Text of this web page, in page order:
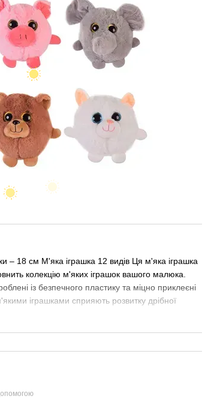
– 18 см М'яка іграшка 12 видів Ця м'яка іграшка
колекцію м'яких іграшок вашого малюка.
із безпечного пластику та міцно приклеєні
іграшками сприяють розвитку дрібної